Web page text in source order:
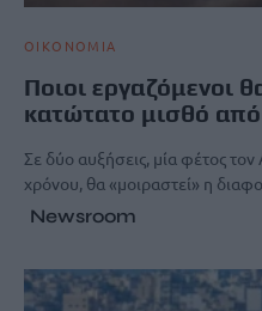
ΟΙΚΟΝΟΜΙΑ
Ποιοι εργαζόμενοι
κατώτατο μισθό από
Σε δύο αυξήσεις, μία φέτος τον
χρόνου, θα «μοιραστεί» η
Newsroom